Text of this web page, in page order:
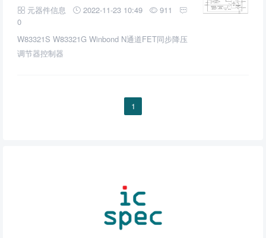
元器件信息 2022-11-23 10:49
911
0
W83321S W83321G Winbond N通道FET同步降压
调节器控制器
1